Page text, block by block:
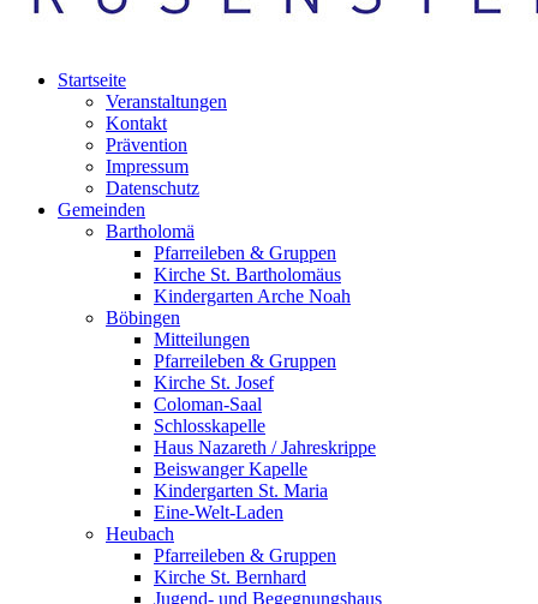
Startseite
Veranstaltungen
Kontakt
Prävention
Impressum
Datenschutz
Gemeinden
Bartholomä
Pfarreileben & Gruppen
Kirche St. Bartholomäus
Kindergarten Arche Noah
Böbingen
Mitteilungen
Pfarreileben & Gruppen
Kirche St. Josef
Coloman-Saal
Schlosskapelle
Haus Nazareth / Jahreskrippe
Beiswanger Kapelle
Kindergarten St. Maria
Eine-Welt-Laden
Heubach
Pfarreileben & Gruppen
Kirche St. Bernhard
Jugend- und Begegnungshaus